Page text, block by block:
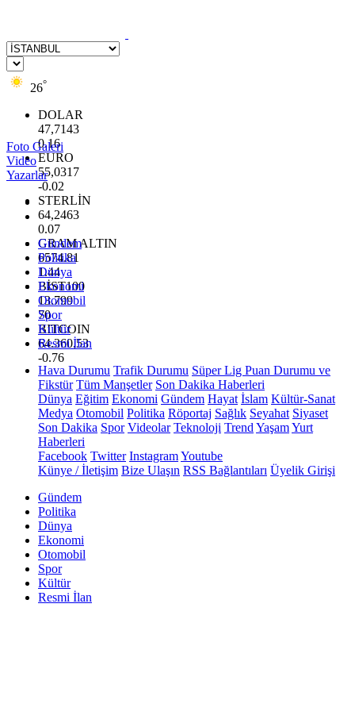
26°
DOLAR
47,7143
0.16
EURO
55,0317
-0.02
STERLİN
64,2463
0.07
GRAM ALTIN
6574.81
1.44
BİST100
13.799
70
BITCOIN
64.360,53
-0.76
Foto Galeri
Video
Yazarlar
Gündem
Politika
Dünya
Ekonomi
Otomobil
Spor
Kültür
Resmi İlan
Hava Durumu Trafik Durumu Süper Lig Puan Durumu ve
Fikstür Tüm Manşetler Son Dakika Haberleri
Dünya Eğitim Ekonomi Gündem Hayat İslam Kültür-Sanat
Medya Otomobil Politika Röportaj Sağlık Seyahat Siyaset
Son Dakika Spor Videolar Teknoloji Trend YaşamYurt
Haberleri
Facebook Twitter InstagramYoutube
Künye / İletişim Bize Ulaşın RSS Bağlantıları Üyelik Girişi
Gündem
Politika
Dünya
Ekonomi
Otomobil
Spor
Kültür
Resmi İlan